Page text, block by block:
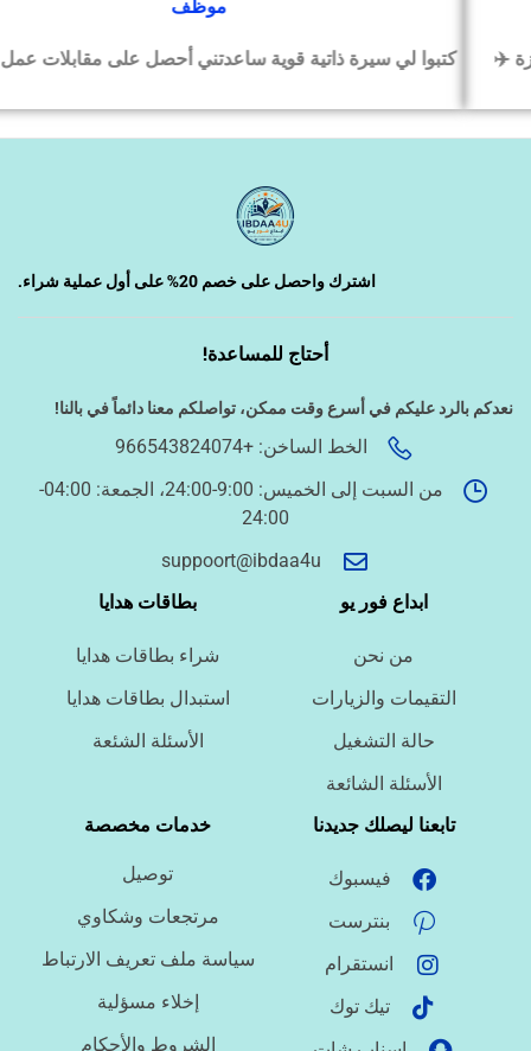
كتبوا لي سيرة ذاتية قوية ساعدتني أحصل على مقابلات عمل بسرعة
اشترك واحصل على خصم 20% على أول عملية شراء.
أحتاج للمساعدة!
نعدكم بالرد عليكم في أسرع وقت ممكن، تواصلكم معنا دائماً في بالنا!
الخط الساخن: +966543824074
من السبت إلى الخميس: 9:00-24:00، الجمعة: 04:00-
24:00
suppoort@ibdaa4u
ابداع فور يو
من نحن
التقيمات والزيارات
حالة التشغيل
الأسئلة الشائعة
بطاقات هدايا
شراء بطاقات هدايا
استبدال بطاقات هدايا
الأسئلة الشئعة
تابعنا ليصلك جديدنا
فيسبوك
بنترست
انستقرام
تيك توك
خدمات مخصصة
توصيل
مرتجعات وشكاوي
سياسة ملف تعريف الارتباط
إخلاء مسؤلية
الشروط والأحكام
‹
دراسة الجدوى وخطط المشاريع
الخدمات الإلكترونية الحكومية
ما نوع الملف؟
ما درجة الاستعجال؟
هل تحتاج تنسيقًا أو توثيق مراجع؟